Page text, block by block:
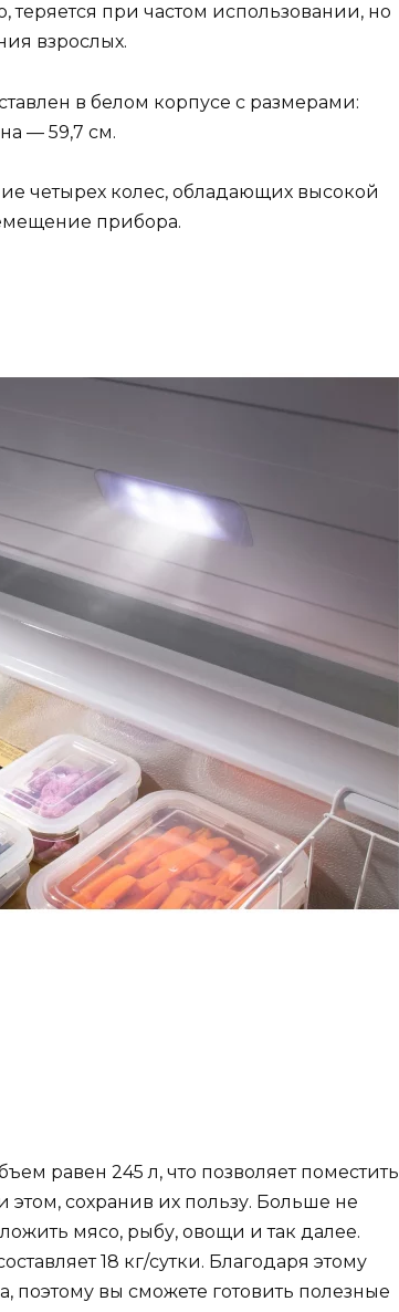
при частом использовании, но
взрослых.
в белом корпусе c размерами:
— 59,7 см.
четырех колес, обладающих высокой
прибора.
равен 245 л, что позволяет поместить
этом, сохранив их пользу. Больше не
мясо, рыбу, овощи и так далее.
18 кг/сутки. Благодаря этому
поэтому вы сможете готовить полезные